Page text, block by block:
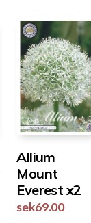
Allium
Mount
Everest x2
sek69.00